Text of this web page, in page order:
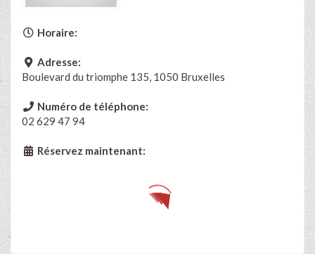
Horaire:
Adresse:
Boulevard du triomphe 135, 1050 Bruxelles
Numéro de téléphone:
02 629 47 94
Réservez maintenant: